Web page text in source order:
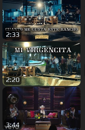
2:33
2:20
3:44